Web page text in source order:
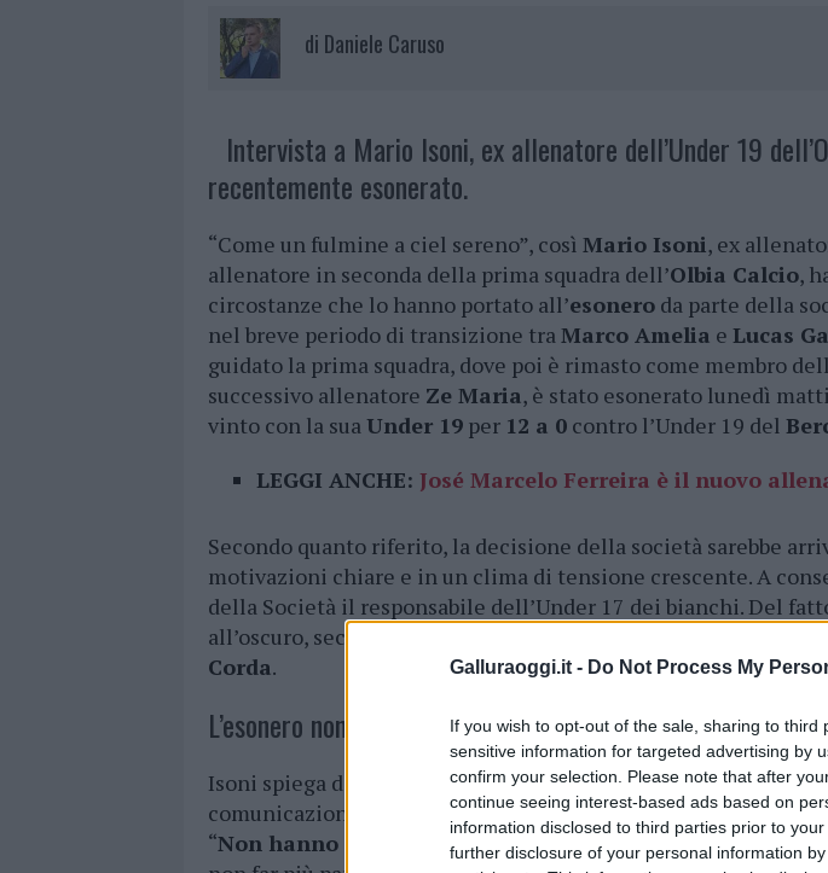
Galluraoggi.it - Do Not Process My
If you wish to opt-out of the sale, sharing to
sensitive information for targeted advertising by
confirm your selection. Please note that after
continue seeing interest-based ads based on
information disclosed to third parties prior to
further disclosure of your personal information
di Daniele Caruso
Intervista a Mario Isoni, ex allenatore dell’Under 19
recentemente esonerato.
“Come un fulmine a ciel sereno”, così Mario Isoni, ex
allenatore in seconda della prima squadra dell’Olbia Calcio,
circostanze che lo hanno portato all’esonero da parte della
nel breve periodo di transizione traMarco Amelia e Lucas
guidato la prima squadra, dove poi è rimasto come membro
successivo allenatore Ze Maria, è stato esonerato lunedì
vinto con la suaUnder 19 per 12 a 0 contro l’Under 19 del
LEGGI ANCHE: José Marcelo Ferreira è il nuovo
Secondo quanto riferito, la decisione della società sarebbe
motivazioni chiare e in un clima di tensione crescente. A
della Società il responsabile dell’Under 17 dei bianchi. Del
all’oscuro, secondo il racconto di Isoni, persino il direttore
Corda.
L’esonero non motivato.
Isoni spiega di essere stato sollevato dall’incarico con una
comunicazione scritta,
priva di dettagli sulle ragionialla
“Non hanno spiegato nulla, solo una lettera formale, che